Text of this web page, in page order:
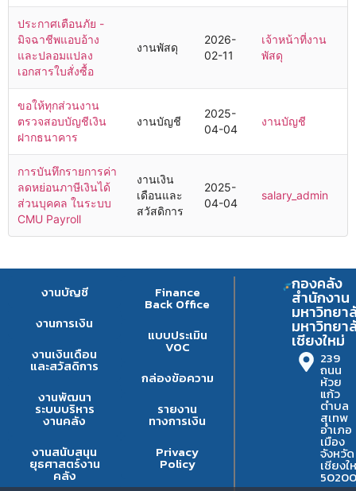
ประกาศเตือนภัย -
มิจฉาชีพแอบอ้าง
และปลอมแปลง
เอกสารใบสั่งซื้อ
งานพัสดุ
2026-
02-11
เจ้าหน้าที่งาน
พัสดุ
ขอให้ทุกส่วนงาน
ตรวจสอบบัญชีเงิน
ฝากธนาคาร
งานบัญชี
2025-
04-04
งานบัญชี
การบันทึกรายการค่า
ลดหย่อนภาษีเงินได้
ส่วนบุคคล ในระบบ
CMU Payroll
งานเงิน
เดือนและ
สวัสดิการ
2025-
04-04
salary_admin
งานบัญชี
งานการเงิน
งานเงินเดือน
และสวัสดิการ
งานพัฒนา
ระบบบริหาร
งานคลัง
งานสนับสนุน
ยุธศาสตร์งาน
คลัง
Finance
Back Office
แบบประเมิน
VOC
กล่องข้อความ
รายงาน
ทางการเงิน
Privacy
Policy
กองคลัง
สำนักงาน
มหาวิทยา
มหาวิทยา
เชียงใหม่
239
ถนน
ห้วย
แก้ว
ตำบล
สุเทพ
อำเภอ
เมือง
จังหวัด
เชียงใ
50200